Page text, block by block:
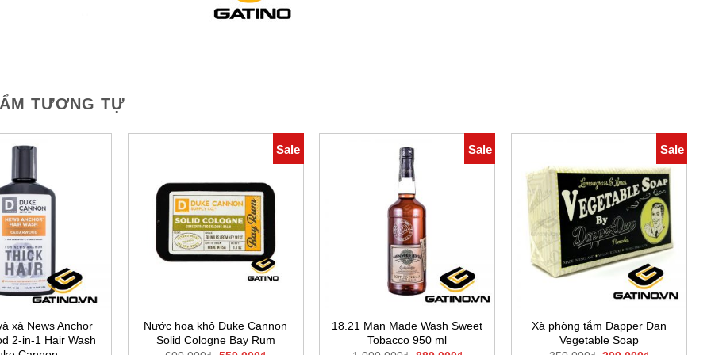
TƯƠNG TỰ
xả News Anchor
2-in-1 Hair Wash
Sale
Nước hoa khô Duke Cannon
Solid Cologne Bay Rum
Sale
18.21 Man Made Wash Sweet
Tobacco 950 ml
Sale
Xà phòng tắm Dapper Dan
Vegetable Soap